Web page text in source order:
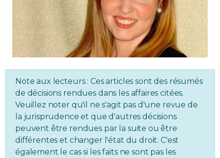
Juridique
Mot de l'éditeur
Immobilier
Réglementation
Copropriété
Note aux lecteurs : Ces articles sont des résumés
de décisions rendues dans les affaires citées.
Veuillez noter qu'il ne s'agit pas d'une revue de
la jurisprudence et que d'autres décisions
peuvent être rendues par la suite ou être
différentes et changer l'état du droit. C'est
également le cas si les faits ne sont pas les